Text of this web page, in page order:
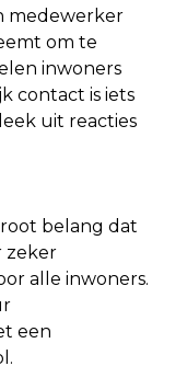
medewerker
om te
inwoners
contact is iets
uit reacties
belang dat
zeker
alle inwoners.
een